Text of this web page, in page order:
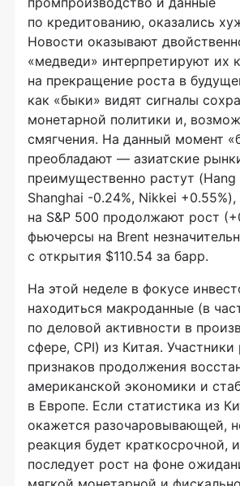
по кредитованию, оказались
Новости оказывают
«медведи» интерпретируют их
на прекращение роста в
как «быки» видят сигналы
монетарной политики и,
смягчения. На данный момент
преобладают — азиатские
преимущественно растут (Hang
Shanghai -0.24%, Nikkei
на S&P 500 продолжают рост
фьючерсы на Brent
с открытия $110.54 за барр.
На этой неделе в фокусе
находиться макроданные (в
по деловой активности в
сфере, CPI) из Китая.
признаков продолжения
американской экономики и
в Европе. Если статистика из
окажется разочаровывающей,
реакция будет краткосрочной,
последует рост на фоне